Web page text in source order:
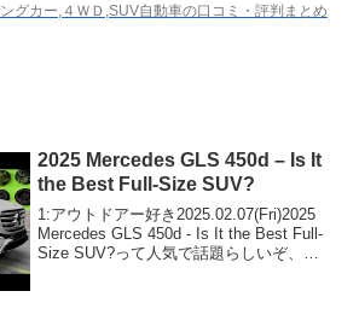
グカー,４ＷＤ,SUV自動車の口コミ・評判まとめ
2025 Mercedes GLS 450d – Is It
the Best Full-Size SUV?
1:アウトドアー好き2025.02.07(Fri)2025
Mercedes GLS 450d - Is It the Best Full-
Size SUV?って人気で話題らしいぞ、見